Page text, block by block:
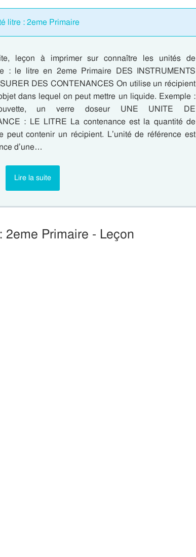
litre : 2eme Primaire
leçon à imprimer sur connaître les unités de
: le litre en 2eme Primaire DES INSTRUMENTS
DES CONTENANCES On utilise un récipient
dans lequel on peut mettre un liquide. Exemple :
un verre doseur UNE UNITE DE
: LE LITRE La contenance est la quantité de
peut contenir un récipient. L’unité de référence est
d’une…
Lire la suite
Primaire - Leçon